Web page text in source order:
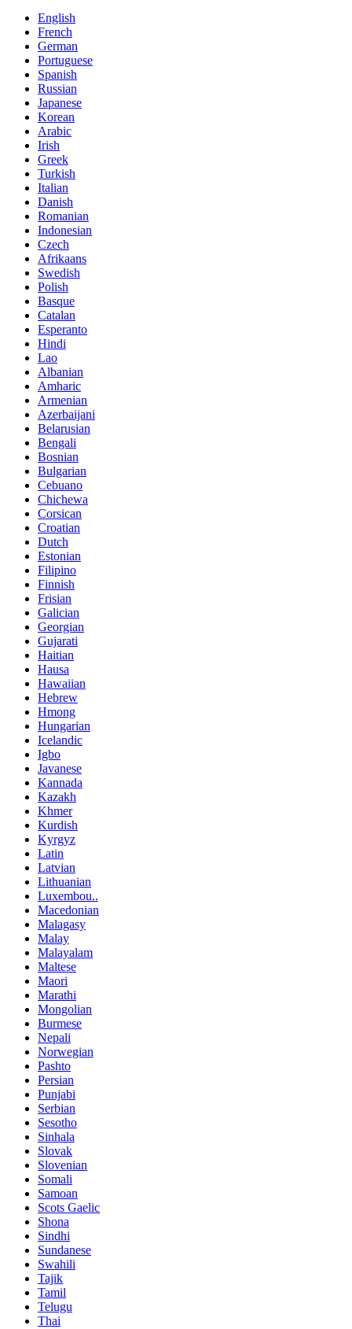
English
French
German
Portuguese
Spanish
Russian
Japanese
Korean
Arabic
Irish
Greek
Turkish
Italian
Danish
Romanian
Indonesian
Czech
Afrikaans
Swedish
Polish
Basque
Catalan
Esperanto
Hindi
Lao
Albanian
Amharic
Armenian
Azerbaijani
Belarusian
Bengali
Bosnian
Bulgarian
Cebuano
Chichewa
Corsican
Croatian
Dutch
Estonian
Filipino
Finnish
Frisian
Galician
Georgian
Gujarati
Haitian
Hausa
Hawaiian
Hebrew
Hmong
Hungarian
Icelandic
Igbo
Javanese
Kannada
Kazakh
Khmer
Kurdish
Kyrgyz
Latin
Latvian
Lithuanian
Luxembou..
Macedonian
Malagasy
Malay
Malayalam
Maltese
Maori
Marathi
Mongolian
Burmese
Nepali
Norwegian
Pashto
Persian
Punjabi
Serbian
Sesotho
Sinhala
Slovak
Slovenian
Somali
Samoan
Scots Gaelic
Shona
Sindhi
Sundanese
Swahili
Tajik
Tamil
Telugu
Thai